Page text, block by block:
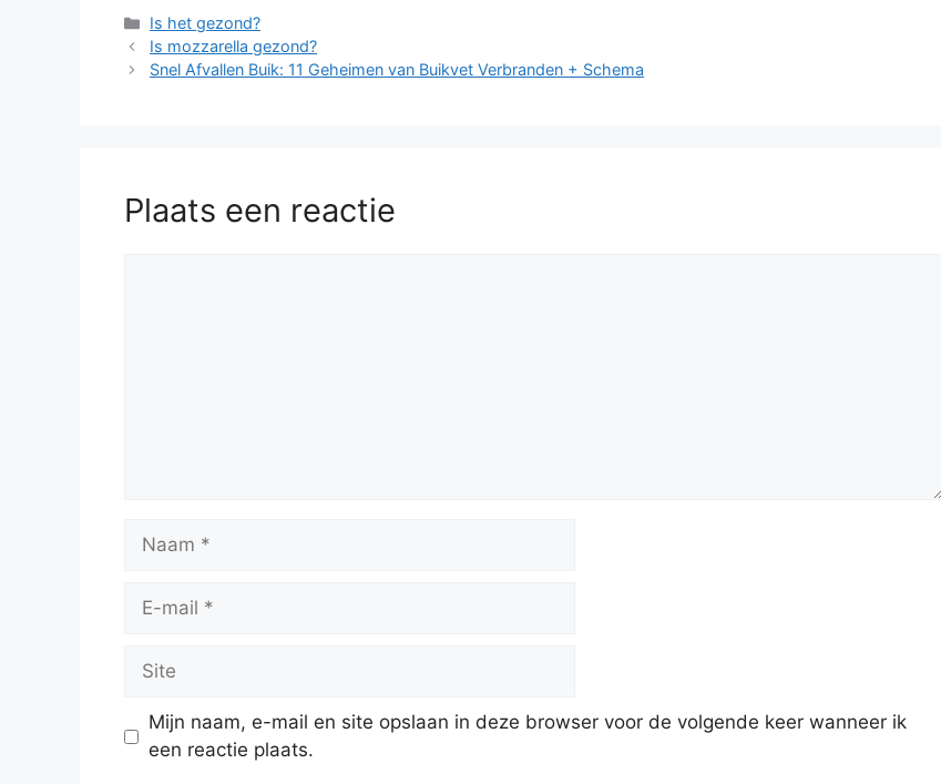
Categorieën
Is het gezond?
Is mozzarella gezond?
Snel Afvallen Buik: 11 Geheimen van Buikvet Verbranden + Schema
Plaats een reactie
Naam
Site
Mijn naam, e-mail en site opslaan in deze browser voor de volgende keer wanneer ik
een reactie plaats.